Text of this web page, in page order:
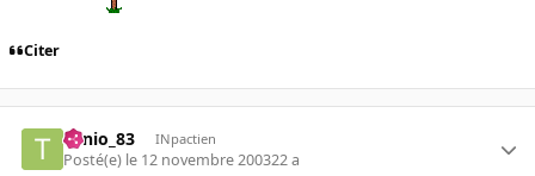
Citer
Tonio_83 INpactien
Posté(e) le 12 novembre 200322 a